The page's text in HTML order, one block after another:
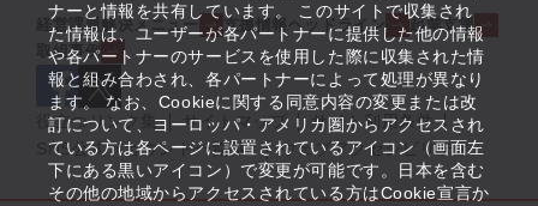
ナーと情報を共有しています。 このサイトで収集され
た情報は、ユーザーが各パートナーに提供した他の情報
や各パートナーのサービスを使用した際に収集された情
報と組み合わされ、各パートナーによって処理が異なり
ます。 なお、Cookieに関する同意内容の変更または改
訂について、ヨーロッパ・アメリカ圏からアクセスされ
ている方は各ページに設置されているアイコン（画面左
下にある黒いアイコン）で変更が可能です。日本を含む
その他の地域からアクセスされている方はCookie宣言か
経営課題解決メニュー 支援情報ヘッドライン
起業支援
取組事例
役立つリンク集 サイトマップ
サイト利用条件
SNS公式アカウント一覧
ウェブアクセシビリティ